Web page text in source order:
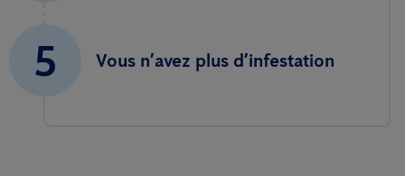
5 Vous n’avez plus d’infestation